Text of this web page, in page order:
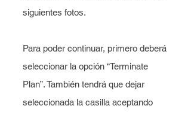
siguientes fotos.
Para poder continuar, primero deberá
seleccionar la opción “Terminate
Plan”. También tendrá que dejar
seleccionada la casilla aceptando